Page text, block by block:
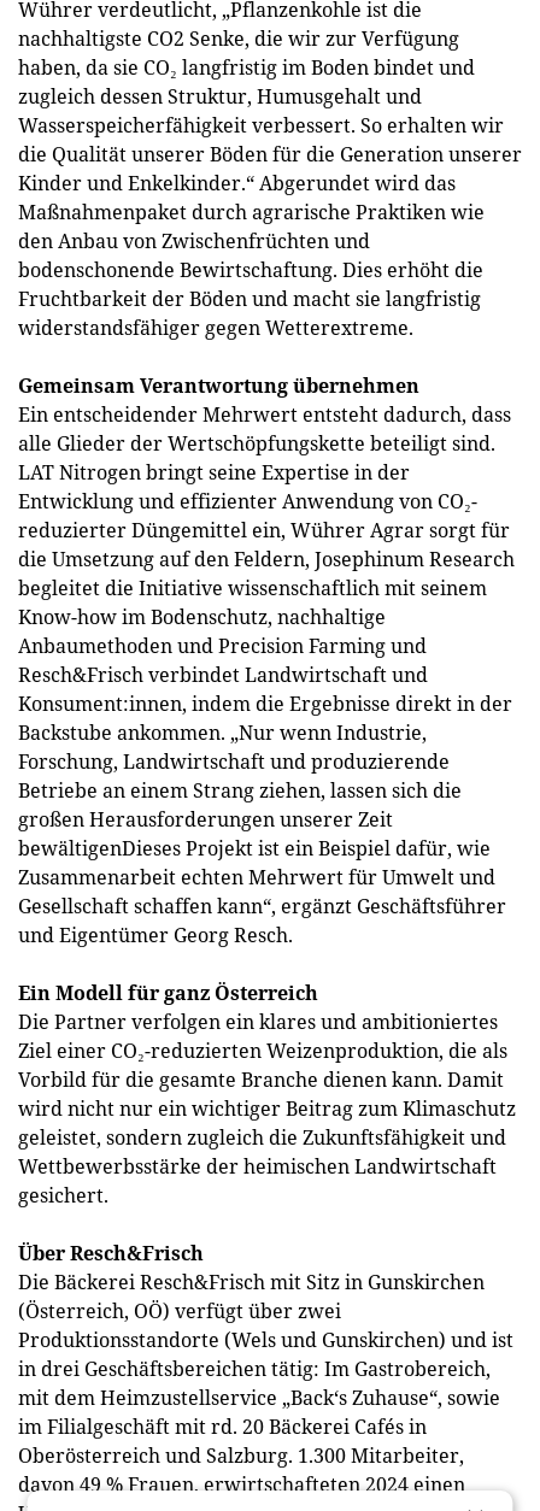
Wührer verdeutlicht, „Pflanzenkohle ist die
nachhaltigste CO2 Senke, die wir zur Verfügung
haben, da sie CO₂ langfristig im Boden bindet und
zugleich dessen Struktur, Humusgehalt und
Wasserspeicherfähigkeit verbessert. So erhalten wir
die Qualität unserer Böden für die Generation unserer
Kinder und Enkelkinder.“ Abgerundet wird das
Maßnahmenpaket durch agrarische Praktiken wie
den Anbau von Zwischenfrüchten und
bodenschonende Bewirtschaftung. Dies erhöht die
Fruchtbarkeit der Böden und macht sie langfristig
widerstandsfähiger gegen Wetterextreme.
Gemeinsam Verantwortung übernehmen
Ein entscheidender Mehrwert entsteht dadurch, dass
alle Glieder der Wertschöpfungskette beteiligt sind.
LAT Nitrogen bringt seine Expertise in der
Entwicklung und effizienter Anwendung von CO₂-
reduzierter Düngemittel ein, Wührer Agrar sorgt für
die Umsetzung auf den Feldern, Josephinum Research
begleitet die Initiative wissenschaftlich mit seinem
Know-how im Bodenschutz, nachhaltige
Anbaumethoden und Precision Farming und
Resch&Frisch verbindet Landwirtschaft und
Konsument:innen, indem die Ergebnisse direkt in der
Backstube ankommen. „Nur wenn Industrie,
Forschung, Landwirtschaft und produzierende
Betriebe an einem Strang ziehen, lassen sich die
großen Herausforderungen unserer Zeit
bewältigenDieses Projekt ist ein Beispiel dafür, wie
Zusammenarbeit echten Mehrwert für Umwelt und
Gesellschaft schaffen kann“, ergänzt Geschäftsführer
und Eigentümer Georg Resch.
Ein Modell für ganz Österreich
Die Partner verfolgen ein klares und ambitioniertes
Ziel einer CO₂-reduzierten Weizenproduktion, die als
Vorbild für die gesamte Branche dienen kann. Damit
wird nicht nur ein wichtiger Beitrag zum Klimaschutz
geleistet, sondern zugleich die Zukunftsfähigkeit und
Wettbewerbsstärke der heimischen Landwirtschaft
gesichert.
Über Resch&Frisch
Die Bäckerei Resch&Frisch mit Sitz in Gunskirchen
(Österreich, OÖ) verfügt über zwei
Produktionsstandorte (Wels und Gunskirchen) und ist
in drei Geschäftsbereichen tätig: Im Gastrobereich,
mit dem Heimzustellservice „Back‘s Zuhause“, sowie
im Filialgeschäft mit rd. 20 Bäckerei Cafés in
Oberösterreich und Salzburg. 1.300 Mitarbeiter,
davon 49 % Frauen, erwirtschafteten 2024 einen